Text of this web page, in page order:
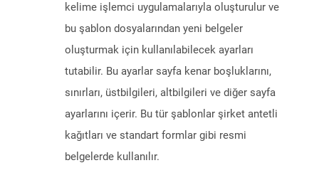
kelime işlemci uygulamalarıyla oluşturulur ve
bu şablon dosyalarından yeni belgeler
oluşturmak için kullanılabilecek ayarları
tutabilir. Bu ayarlar sayfa kenar boşluklarını,
sınırları, üstbilgileri, altbilgileri ve diğer sayfa
ayarlarını içerir. Bu tür şablonlar şirket antetli
kağıtları ve standart formlar gibi resmi
belgelerde kullanılır.